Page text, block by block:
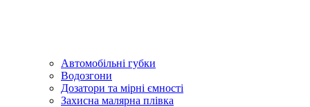
Автомобільні губки
Водозгони
Дозатори та мірні ємності
Захисна малярна плівка